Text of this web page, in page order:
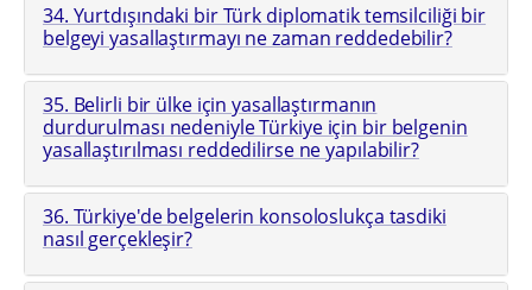
34. Yurtdışındaki bir Türk diplomatik temsilciliği bir
belgeyi yasallaştırmayı ne zaman reddedebilir?
35. Belirli bir ülke için yasallaştırmanın
durdurulması nedeniyle Türkiye için bir belgenin
yasallaştırılması reddedilirse ne yapılabilir?
36. Türkiye'de belgelerin konsoloslukça tasdiki
nasıl gerçekleşir?